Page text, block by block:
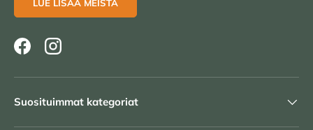
LUE LISÄÄ MEISTÄ
FacebookInstagram
Suosituimmat kategoriat